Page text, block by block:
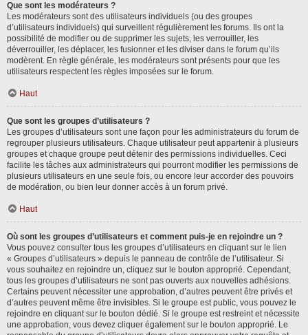
Que sont les modérateurs ?
Les modérateurs sont des utilisateurs individuels (ou des groupes
d’utilisateurs individuels) qui surveillent régulièrement les forums. Ils ont la
possibilité de modifier ou de supprimer les sujets, les verrouiller, les
déverrouiller, les déplacer, les fusionner et les diviser dans le forum qu’ils
modèrent. En règle générale, les modérateurs sont présents pour que les
utilisateurs respectent les règles imposées sur le forum.
Haut
Que sont les groupes d’utilisateurs ?
Les groupes d’utilisateurs sont une façon pour les administrateurs du forum de
regrouper plusieurs utilisateurs. Chaque utilisateur peut appartenir à plusieurs
groupes et chaque groupe peut détenir des permissions individuelles. Ceci
facilite les tâches aux administrateurs qui pourront modifier les permissions de
plusieurs utilisateurs en une seule fois, ou encore leur accorder des pouvoirs
de modération, ou bien leur donner accès à un forum privé.
Haut
Où sont les groupes d’utilisateurs et comment puis-je en rejoindre un ?
Vous pouvez consulter tous les groupes d’utilisateurs en cliquant sur le lien
« Groupes d’utilisateurs » depuis le panneau de contrôle de l’utilisateur. Si
vous souhaitez en rejoindre un, cliquez sur le bouton approprié. Cependant,
tous les groupes d’utilisateurs ne sont pas ouverts aux nouvelles adhésions.
Certains peuvent nécessiter une approbation, d’autres peuvent être privés et
d’autres peuvent même être invisibles. Si le groupe est public, vous pouvez le
rejoindre en cliquant sur le bouton dédié. Si le groupe est restreint et nécessite
une approbation, vous devez cliquer également sur le bouton approprié. Le